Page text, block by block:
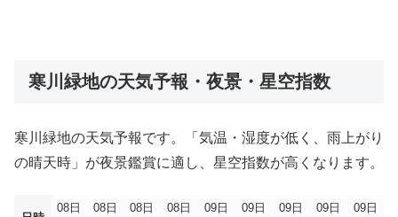
寒川緑地の天気予報・夜景・星空指数
寒川緑地の天気予報です。「気温・湿度が低く、雨上がり
の晴天時」が夜景鑑賞に適し、星空指数が高くなります。
08日
08日
08日
08日
09日
09日
09日
09日
09日